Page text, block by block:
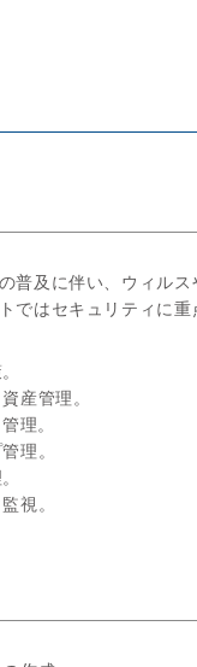
普及に伴い、ウィル
ではセキュリティに
産管理。
理。
理。
視。